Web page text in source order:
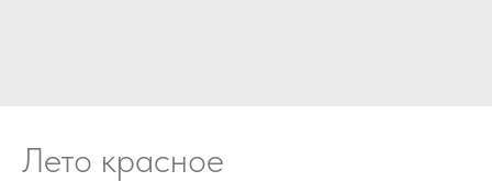
Лето красное